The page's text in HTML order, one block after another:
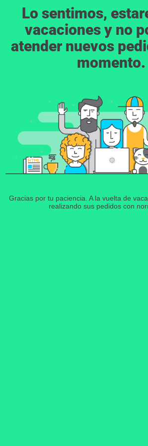
Lo sentimos,
vacaciones y no
atender nuevos
momento.
Gracias por tu paciencia. A la vuelta de
realizando sus pedidos con